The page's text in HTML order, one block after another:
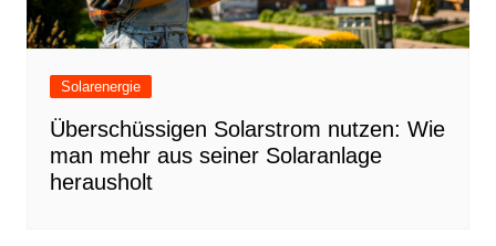
Solarenergie
Überschüssigen Solarstrom nutzen: Wie
man mehr aus seiner Solaranlage
herausholt